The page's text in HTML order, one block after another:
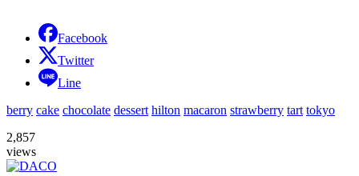
Facebook
Twitter
Line
berry cake chocolate dessert hilton macaron strawberry tart tokyo
2,857
views